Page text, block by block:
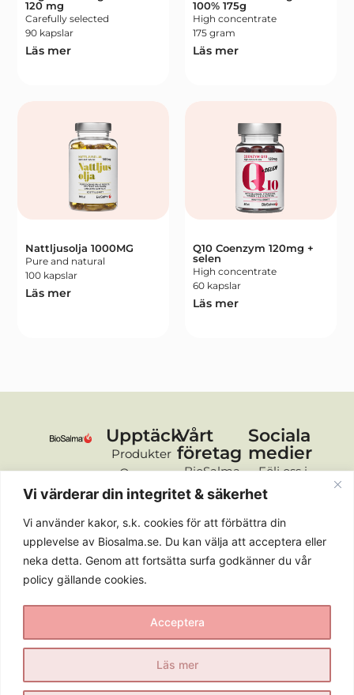
Vi värderar din integritet & säkerhet
Vi använder kakor, s.k. cookies för att förbättra din
upplevelse av Biosalma.se. Du kan välja att acceptera eller
neka detta. Genom att fortsätta surfa godkänner du vår
policy gällande cookies.
Läs mer
Acceptera
120 mg
Carefully selected
90 kapslar
Läs mer
100% 175g
High concentrate
175 gram
Läs mer
Nattljusolja 1000MG
Pure and natural
100 kapslar
Läs mer
Q10 Coenzym 120mg +
selen
High concentrate
60 kapslar
Läs mer
Upptäck
Produkter
Om oss
Råvaror
Återförsäljare
Vårt
företag
BioSalma
AB
98
113 50,
Stockholm
Sociala
medier
Följ oss i
sociala
de senaste
nyheterna
Copyright © 2026 BioSalma. All rights reserved.
Powered byEmpire web